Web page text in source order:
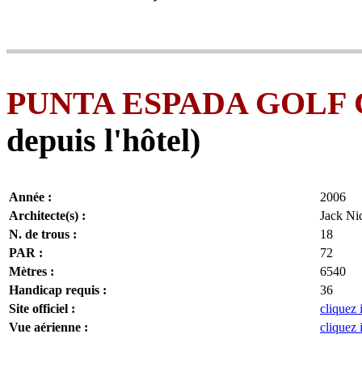
PUNTA ESPADA GOLF
depuis l'hôtel)
Année :
2006
Architecte(s) :
Jack
N. de trous :
18
PAR :
72
Mètres :
6540
Handicap requis :
36
Site officiel :
cliquez
Vue aérienne :
cliquez